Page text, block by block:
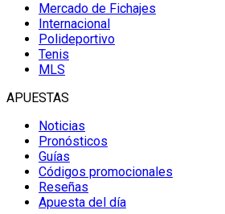
Mercado de Fichajes
Internacional
Polideportivo
Tenis
MLS
APUESTAS
Noticias
Pronósticos
Guías
Códigos promocionales
Reseñas
Apuesta del día